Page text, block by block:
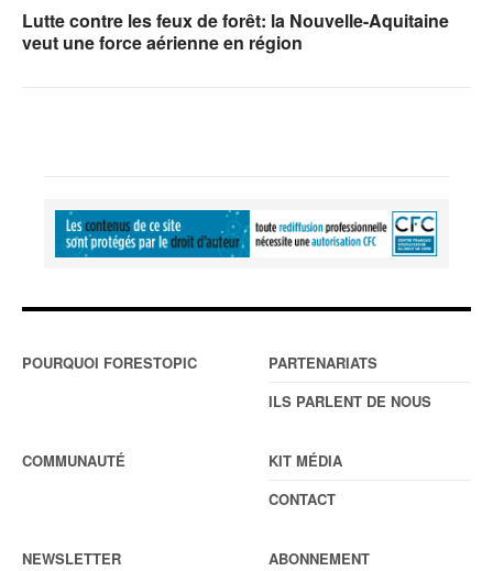
Lutte contre les feux de forêt: la Nouvelle-Aquitaine
veut une force aérienne en région
POURQUOI FORESTOPIC
PARTENARIATS
ILS PARLENT DE NOUS
COMMUNAUTÉ
KIT MÉDIA
CONTACT
NEWSLETTER ABONNEMENT